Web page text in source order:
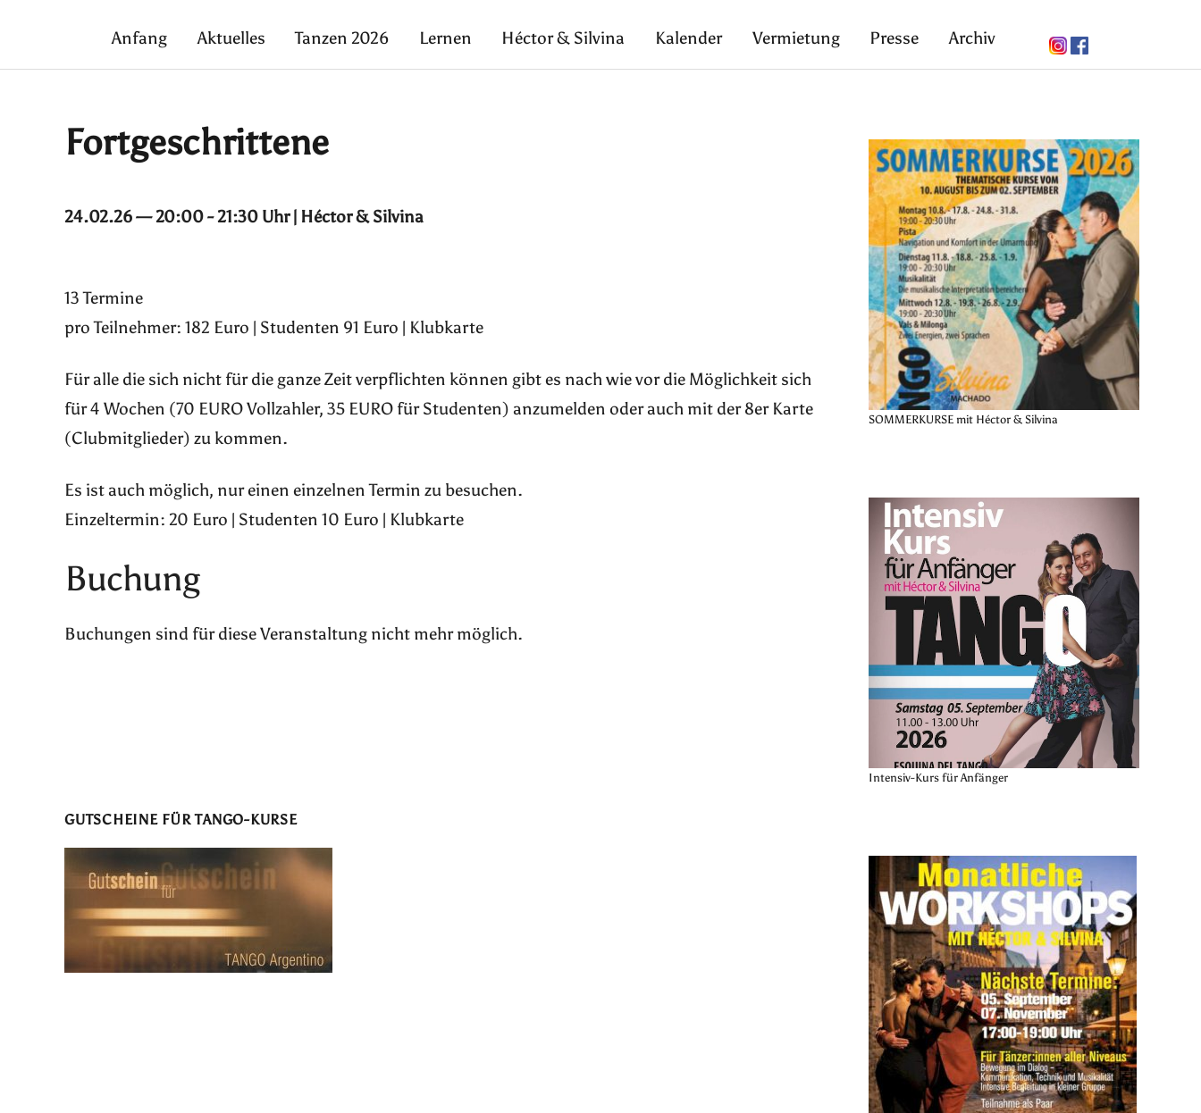
Anfang Aktuelles Tanzen 2026 Lernen Héctor & Silvina Kalender Vermietung Presse Archiv
Fortgeschrittene
24.02.26 — 20:00 - 21:30 Uhr | Héctor & Silvina
13 Termine
pro Teilnehmer: 182 Euro | Studenten 91 Euro | Klubkarte
Für alle die sich nicht für die ganze Zeit verpflichten können gibt es nach wie vor die Möglichkeit sich
für 4 Wochen (70 EURO Vollzahler, 35 EURO für Studenten) anzumelden oder auch mit der 8er Karte
(Clubmitglieder) zu kommen.
Es ist auch möglich, nur einen einzelnen Termin zu besuchen.
Einzeltermin: 20 Euro | Studenten 10 Euro | Klubkarte
Buchung
Buchungen sind für diese Veranstaltung nicht mehr möglich.
GUTSCHEINE FÜR TANGO-KURSE
SOMMERKURSE mit Héctor & Silvina
Intensiv-Kurs für Anfänger